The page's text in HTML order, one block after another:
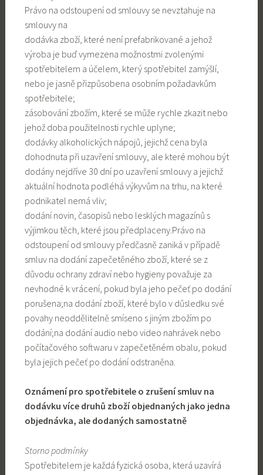
Právo na odstoupení od smlouvy se nevztahuje na
smlouvy na
dodávka zboží, které není prefabrikované a jehož
výroba je buď vymezena možnostmi zvolenými
spotřebitelem a účelem, který spotřebitel zamýšlí,
nebo je jasně přizpůsobena osobním požadavkům
spotřebitele;
zásobování zbožím, které se může rychle zkazit nebo
jehož doba použitelnosti rychle uplyne;
dodávky alkoholických nápojů, jejichž cena byla
dohodnuta při uzavření smlouvy, ale které mohou být
dodány nejdříve 30 dní po uzavření smlouvy a jejichž
aktuální hodnota podléhá výkyvům na trhu, na které
podnikatel nemá vliv;
dodání novin, časopisů nebo lesklých magazínů s
výjimkou těch, které jsou předplaceny.Právo na
odstoupení od smlouvy předčasně zaniká v případě
smluv na dodání zapečetěného zboží, které se z
důvodu ochrany zdraví nebo hygieny považuje za
nevhodné k vrácení, pokud byla jeho pečeť po dodání
porušena;na dodání zboží, které bylo v důsledku své
povahy neoddělitelně smíseno s jiným zbožím po
dodání;na dodání audio nebo video nahrávek nebo
počítačového softwaru v zapečetěném obalu, pokud
byla jejich pečeť po dodání odstraněna.
Oznámení pro spotřebitele o zrušení smluv na
dodávku více druhů zboží objednaných jako jedna
objednávka, ale dodaných samostatně
Storno podmínky
Spotřebitelem je každá fyzická osoba, která uzavírá